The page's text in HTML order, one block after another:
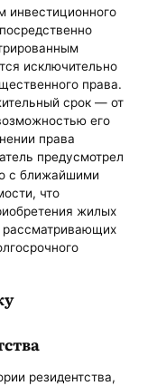
инвестиционного
исключительно
права.
срок — от
его
права
предусмотрел
с ближайшими
что
жилых
рассматривающих
резидентства,